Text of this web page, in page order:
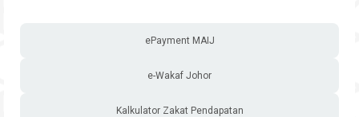
ePayment MAIJ
e-Wakaf Johor
Kalkulator Zakat Pendapatan